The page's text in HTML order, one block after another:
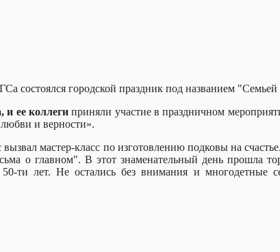
состоялся городской праздник под названием
и ее коллегиприняли участие в праздничном
- символ любви и верности».
мастер-класс по изготовлению подковы на
о главном". В этот знаменательный день прошла
ти лет. Не остались без внимания и многодетные